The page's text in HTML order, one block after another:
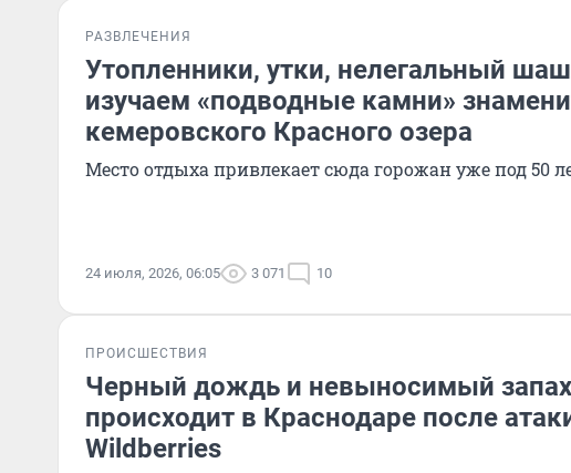
РАЗВЛЕЧЕНИЯ
Утопленники, утки, нелегальный
изучаем «подводные камни»
кемеровского Красного озера
Место отдыха привлекает сюда горожан уже под 50
24 июля, 2026, 06:05 3 071 10
ПРОИСШЕСТВИЯ
Черный дождь и невыносимый запах
происходит в Краснодаре после
Wildberries